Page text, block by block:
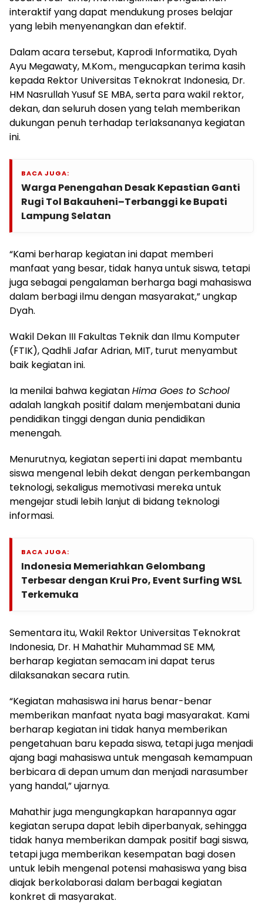
interaktif yang dapat mendukung proses belajar
yang lebih menyenangkan dan efektif.
Dalam acara tersebut, Kaprodi Informatika, Dyah
Ayu Megawaty, M.Kom., mengucapkan terima kasih
kepada Rektor Universitas Teknokrat Indonesia, Dr.
HM Nasrullah Yusuf SE MBA, serta para wakil rektor,
dekan, dan seluruh dosen yang telah memberikan
dukungan penuh terhadap terlaksananya kegiatan
ini.
BACA JUGA:
Warga Penengahan Desak Kepastian Ganti
Rugi Tol Bakauheni–Terbanggi ke Bupati
Lampung Selatan
“Kami berharap kegiatan ini dapat memberi
manfaat yang besar, tidak hanya untuk siswa, tetapi
juga sebagai pengalaman berharga bagi mahasiswa
dalam berbagi ilmu dengan masyarakat,” ungkap
Dyah.
Wakil Dekan III Fakultas Teknik dan Ilmu Komputer
(FTIK), Qadhli Jafar Adrian, MIT, turut menyambut
baik kegiatan ini.
Ia menilai bahwa kegiatanHima Goes to School
adalah langkah positif dalam menjembatani dunia
pendidikan tinggi dengan dunia pendidikan
menengah.
Menurutnya, kegiatan seperti ini dapat membantu
siswa mengenal lebih dekat dengan perkembangan
teknologi, sekaligus memotivasi mereka untuk
mengejar studi lebih lanjut di bidang teknologi
informasi.
BACA JUGA:
Indonesia Memeriahkan Gelombang
Terbesar dengan Krui Pro, Event Surfing WSL
Terkemuka
Sementara itu, Wakil Rektor Universitas Teknokrat
Indonesia, Dr. H Mahathir Muhammad SE MM,
berharap kegiatan semacam ini dapat terus
dilaksanakan secara rutin.
“Kegiatan mahasiswa ini harus benar-benar
memberikan manfaat nyata bagi masyarakat. Kami
berharap kegiatan ini tidak hanya memberikan
pengetahuan baru kepada siswa, tetapi juga menjadi
ajang bagi mahasiswa untuk mengasah kemampuan
berbicara di depan umum dan menjadi narasumber
yang handal,” ujarnya.
Mahathir juga mengungkapkan harapannya agar
kegiatan serupa dapat lebih diperbanyak, sehingga
tidak hanya memberikan dampak positif bagi siswa,
tetapi juga memberikan kesempatan bagi dosen
untuk lebih mengenal potensi mahasiswa yang bisa
diajak berkolaborasi dalam berbagai kegiatan
konkret di masyarakat.